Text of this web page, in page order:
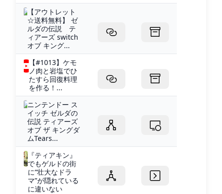
【アウトレット
☆送料無料】 ゼ
ルダの伝説 テ
ィアーズ switch
オブ キング...
【#1013】ケモ
ノ肉と岩塩でひ
たすら回復料理
を作る！...
ニンテンドー ス
イッチ ゼルダの
伝説 ティアーズ
オブ ザ キングダ
ムTears...
『ティアキン』
でもゲルドの街
に“壮大なドラ
マ”が隠れている
に違いない